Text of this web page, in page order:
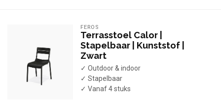
FEROS
Terrasstoel Calor |
Stapelbaar | Kunststof |
Zwart
✓ Outdoor & indoor
✓ Stapelbaar
✓ Vanaf 4 stuks